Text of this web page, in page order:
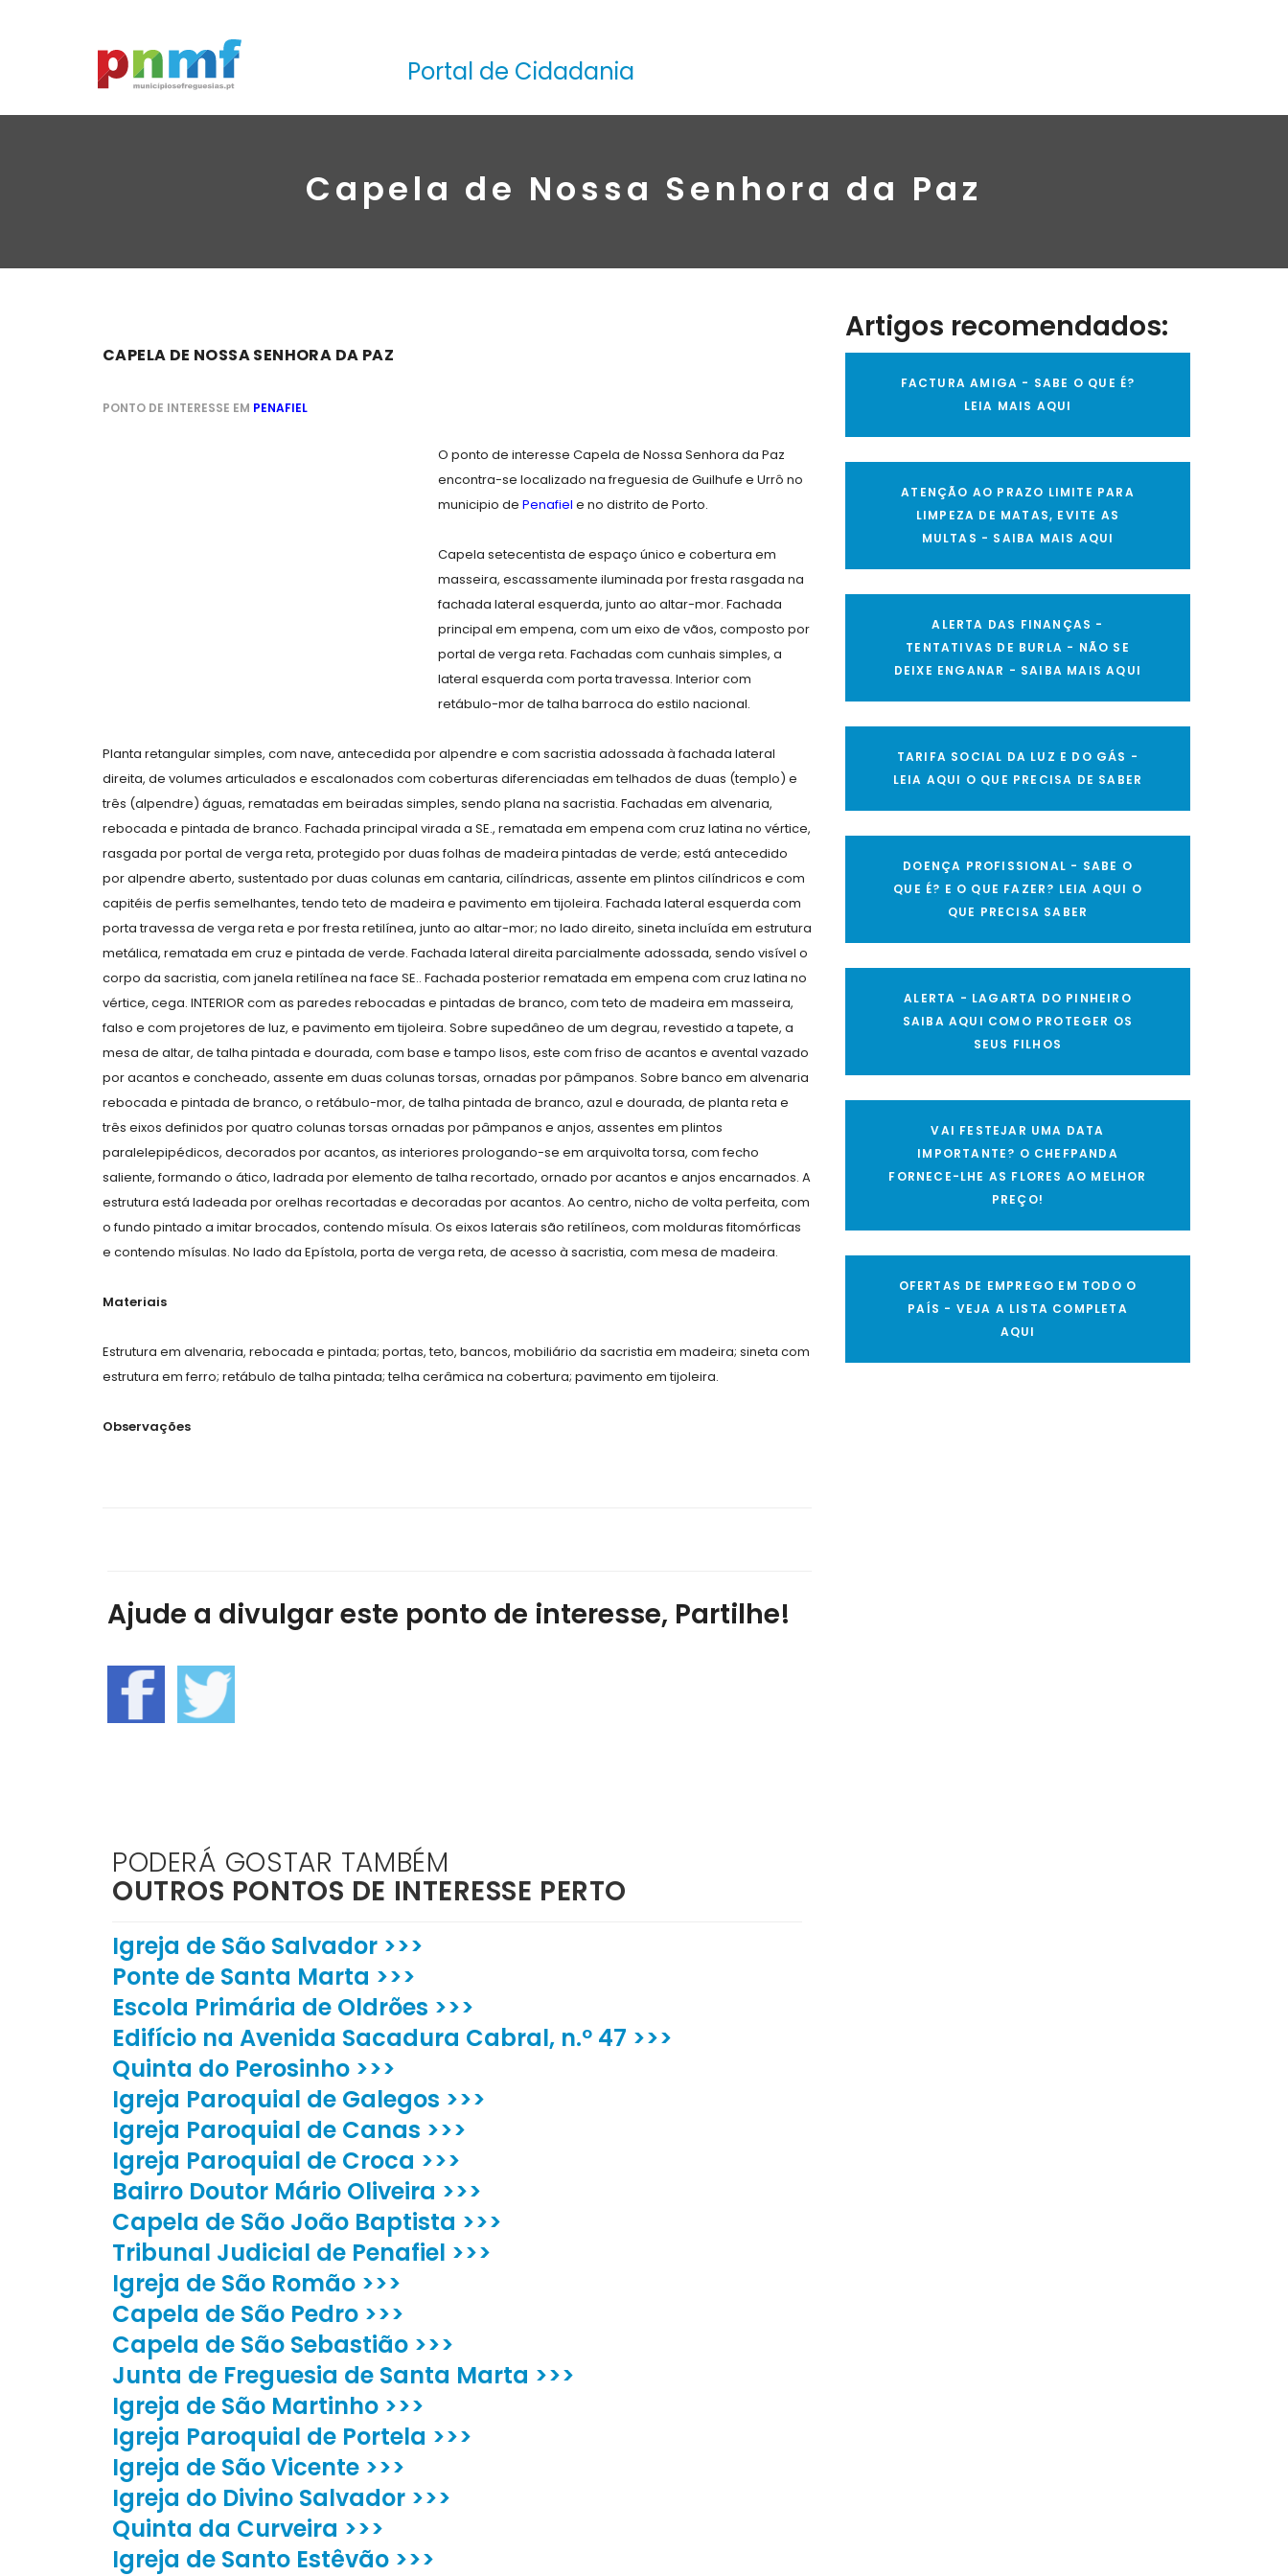
Portal de Cidadania
Capela de Nossa Senhora da Paz
CAPELA DE NOSSA SENHORA DA PAZ
PONTO DE INTERESSE EM PENAFIEL
O ponto de interesse Capela de Nossa Senhora da Paz
encontra-se localizado na freguesia de Guilhufe e Urrô no
municipio de Penafiel e no distrito de Porto.
Capela setecentista de espaço único e cobertura em
masseira, escassamente iluminada por fresta rasgada na
fachada lateral esquerda, junto ao altar-mor. Fachada
principal em empena, com um eixo de vãos, composto por
portal de verga reta. Fachadas com cunhais simples, a
lateral esquerda com porta travessa. Interior com
retábulo-mor de talha barroca do estilo nacional.
Planta retangular simples, com nave, antecedida por alpendre e com sacristia adossada à fachada lateral
direita, de volumes articulados e escalonados com coberturas diferenciadas em telhados de duas (templo) e
três (alpendre) águas, rematadas em beiradas simples, sendo plana na sacristia. Fachadas em alvenaria,
rebocada e pintada de branco. Fachada principal virada a SE., rematada em empena com cruz latina no vértice,
rasgada por portal de verga reta, protegido por duas folhas de madeira pintadas de verde; está antecedido
por alpendre aberto, sustentado por duas colunas em cantaria, cilíndricas, assente em plintos cilíndricos e com
capitéis de perfis semelhantes, tendo teto de madeira e pavimento em tijoleira. Fachada lateral esquerda com
porta travessa de verga reta e por fresta retilínea, junto ao altar-mor; no lado direito, sineta incluída em estrutura
metálica, rematada em cruz e pintada de verde. Fachada lateral direita parcialmente adossada, sendo visível o
corpo da sacristia, com janela retilínea na face SE.. Fachada posterior rematada em empena com cruz latina no
vértice, cega. INTERIOR com as paredes rebocadas e pintadas de branco, com teto de madeira em masseira,
falso e com projetores de luz, e pavimento em tijoleira. Sobre supedâneo de um degrau, revestido a tapete, a
mesa de altar, de talha pintada e dourada, com base e tampo lisos, este com friso de acantos e avental vazado
por acantos e concheado, assente em duas colunas torsas, ornadas por pâmpanos. Sobre banco em alvenaria
rebocada e pintada de branco, o retábulo-mor, de talha pintada de branco, azul e dourada, de planta reta e
três eixos definidos por quatro colunas torsas ornadas por pâmpanos e anjos, assentes em plintos
paralelepipédicos, decorados por acantos, as interiores prologando-se em arquivolta torsa, com fecho
saliente, formando o ático, ladrada por elemento de talha recortado, ornado por acantos e anjos encarnados. A
estrutura está ladeada por orelhas recortadas e decoradas por acantos. Ao centro, nicho de volta perfeita, com
o fundo pintado a imitar brocados, contendo mísula. Os eixos laterais são retilíneos, com molduras fitomórficas
e contendo mísulas. No lado da Epístola, porta de verga reta, de acesso à sacristia, com mesa de madeira.
Materiais
Estrutura em alvenaria, rebocada e pintada; portas, teto, bancos, mobiliário da sacristia em madeira; sineta com
estrutura em ferro; retábulo de talha pintada; telha cerâmica na cobertura; pavimento em tijoleira.
Observações
Ajude a divulgar este ponto de interesse, Partilhe!
PODERÁ GOSTAR TAMBÉM
OUTROS PONTOS DE INTERESSE PERTO
Igreja de São Salvador >>>
Ponte de Santa Marta >>>
Escola Primária de Oldrões >>>
Edifício na Avenida Sacadura Cabral, n.º 47 >>>
Quinta do Perosinho >>>
Igreja Paroquial de Galegos >>>
Igreja Paroquial de Canas >>>
Igreja Paroquial de Croca >>>
Bairro Doutor Mário Oliveira >>>
Capela de São João Baptista >>>
Tribunal Judicial de Penafiel >>>
Igreja de São Romão >>>
Capela de São Pedro >>>
Capela de São Sebastião >>>
Junta de Freguesia de Santa Marta >>>
Igreja de São Martinho >>>
Igreja Paroquial de Portela >>>
Igreja de São Vicente >>>
Igreja do Divino Salvador >>>
Quinta da Curveira >>>
Igreja de Santo Estêvão >>>
Artigos recomendados:
FACTURA AMIGA - SABE O QUE É?
LEIA MAIS AQUI
ATENÇÃO AO PRAZO LIMITE PARA
LIMPEZA DE MATAS, EVITE AS
MULTAS - SAIBA MAIS AQUI
ALERTA DAS FINANÇAS -
TENTATIVAS DE BURLA - NÃO SE
DEIXE ENGANAR - SAIBA MAIS AQUI
TARIFA SOCIAL DA LUZ E DO GÁS -
LEIA AQUI O QUE PRECISA DE SABER
DOENÇA PROFISSIONAL - SABE O
QUE É? E O QUE FAZER? LEIA AQUI O
QUE PRECISA SABER
ALERTA - LAGARTA DO PINHEIRO
SAIBA AQUI COMO PROTEGER OS
SEUS FILHOS
VAI FESTEJAR UMA DATA
IMPORTANTE? O CHEFPANDA
FORNECE-LHE AS FLORES AO MELHOR
PREÇO!
OFERTAS DE EMPREGO EM TODO O
PAÍS - VEJA A LISTA COMPLETA
AQUI